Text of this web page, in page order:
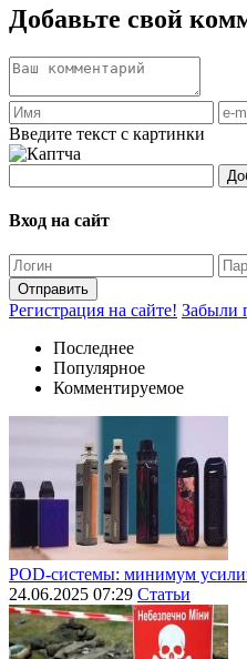
Добавьте свой
Введите текст с картинки
Вход на сайт
Отправить
Регистрация на сайте! Забыли
Последнее
Популярное
Комментируемое
POD-системы: минимум
24.06.2025 07:29 Статьи